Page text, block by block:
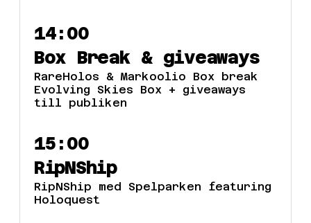
14:00
Box Break & giveaways
RareHolos & Markoolio Box break
Evolving Skies Box + giveaways
till publiken
15:00
RipNShip
RipNShip med Spelparken featuring
Holoquest